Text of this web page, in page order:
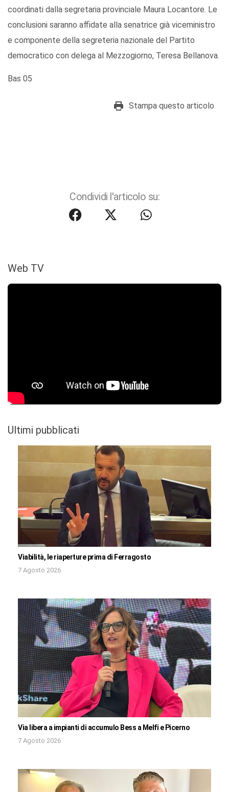
coordinati dalla segretaria provinciale Maura Locantore. Le
conclusioni saranno affidate alla senatrice già viceministro
e componente della segreteria nazionale del Partito
democratico con delega al Mezzogiorno, Teresa Bellanova.
Bas 05
Stampa questo articolo
Condividi l'articolo su:
Web TV
Ultimi pubblicati
Viabilità, le riaperture prima di Ferragosto
7 Agosto 2026
Via libera a impianti di accumulo Bess a Melfi e Picerno
7 Agosto 2026